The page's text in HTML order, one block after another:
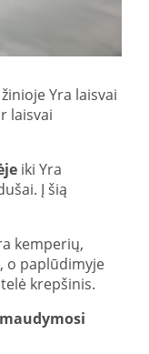
Yra laisvai
laisvai
iki Yra
Į šią
kemperių,
o paplūdimyje
krepšinis.